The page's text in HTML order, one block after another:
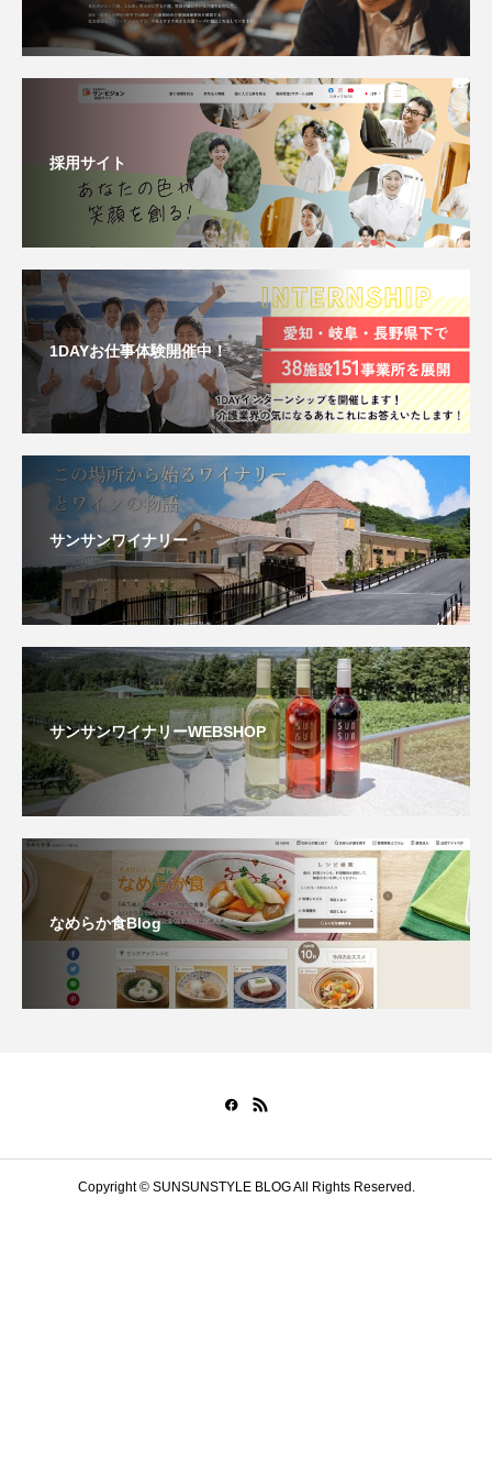
採用サイト
1DAYお仕事体験開催中！
サンサンワイナリー
サンサンワイナリーWEBSHOP
なめらか食Blog
Copyright © SUNSUNSTYLE BLOG All Rights Reserved.